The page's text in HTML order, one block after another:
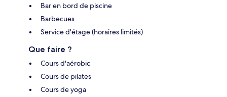
Bar en bord de piscine
Barbecues
Service d'étage (horaires limités)
Que faire ?
Cours d'aérobic
Cours de pilates
Cours de yoga